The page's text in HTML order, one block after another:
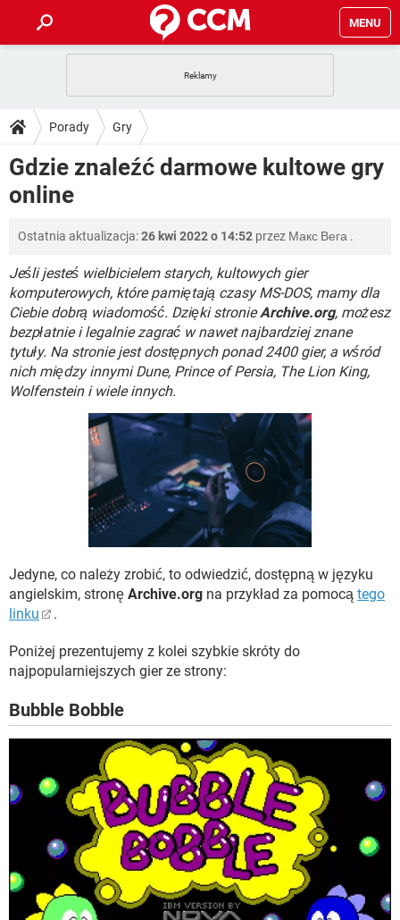
MENU
GRY
SPOTIFY NETFLIX
INSTAGRAM
PORADY
PlayStation
GRY WHATSAPP
INSTAGRAM FACEBOOK
WINDOWS 10
DO POBRANIA
ANDROID
INSTAGRAM FACEBOOK
WINDOWS 10
FORUM
COVID-19 TIKTOK
GRY WHATSAPP
SPOTIFY NETFLIX
INSTAGRAM FACEBOOK
WINDOWS 10
COVID-19
GRY WHATSAPP
SPOTIFY NETFLIX
INSTAGRAM FACEBOOK
Porady Gry
Gdzie znaleźć darmowe kultowe gry
online
Ostatnia aktualizacja:26 kwi 2022 o 14:52 przez Макс Вега .
Jeśli jesteś wielbicielem starych, kultowych gier
komputerowych, które pamiętają czasy MS-DOS, mamy dla
Ciebie dobrą wiadomość. Dzięki stronieArchive.org, możesz
bezpłatnie i legalnie zagrać w nawet najbardziej znane
tytuły. Na stronie jest dostępnych ponad 2400 gier, a wśród
nich między innymi Dune, Prince of Persia, The Lion King,
Wolfenstein i wiele innych.
Jedyne, co należy zrobić, to odwiedzić, dostępną w języku
angielskim, stronę Archive.org na przykład za pomocą tego
linku
.
Poniżej prezentujemy z kolei szybkie skróty do
najpopularniejszych gier ze strony:
Bubble Bobble